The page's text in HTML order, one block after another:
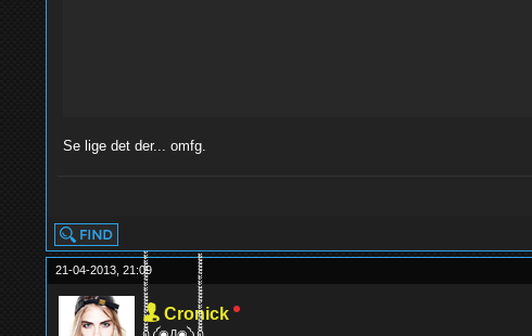
Se lige det der... omfg.
21-04-2013, 21:09
Cronick